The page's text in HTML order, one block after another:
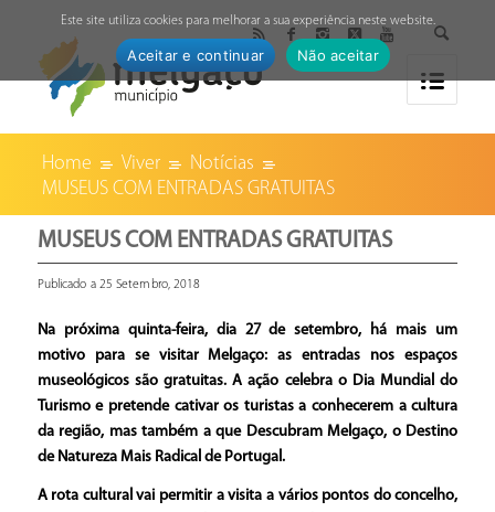
Home Viver
Notícias
MUSEUS COM ENTRADAS GRATUITAS
MUSEUS COM ENTRADAS GRATUITAS
Publicado a 25 Setembro, 2018
Na próxima quinta-feira, dia 27 de setembro, há mais um
motivo para se visitar Melgaço: as entradas nos espaços
museológicos são gratuitas. A ação celebra o Dia Mundial do
Turismo e pretende cativar os turistas a conhecerem a cultura
da região, mas também a que Descubram Melgaço, o Destino
de Natureza Mais Radical de Portugal.
A rota cultural vai permitir a visita a vários pontos do concelho,
Este site utiliza cookies para melhorar a sua experiência neste website.
Aceitar e continuar Não aceitar